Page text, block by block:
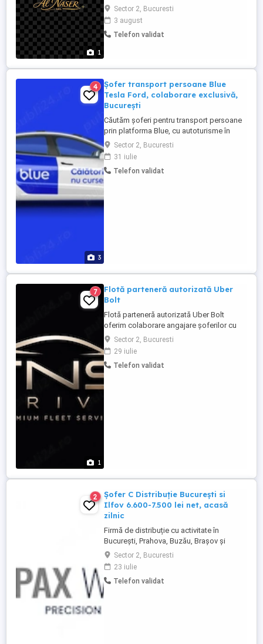
1
persoană serioasă, harnică și
responsabilă pentru postul de Manipulant
Marfă. Salariu motivant Contract de
muncă Program stabil Colectiv prietenos
Sector 2, Bucuresti
3 august
Telefon validat
3
4
Șofer transport persoane Blue
Tesla Ford, colaborare exclusivă,
București
Căutăm șoferi pentru transport persoane
prin platforma Blue, cu autoturisme în
chirie direct de la flotă (Tesla Model Y,
Tesla Model 3, Ford Capri Electric).
Mașina este alocată în folosință exclusivă
24 7, fără program impus. Venit net
Sector 2, Bucuresti
31 iulie
Telefon validat
1
7
Flotă parteneră autorizată Uber
Bolt
Flotă parteneră autorizată Uber Bolt
oferim colaborare angajare șoferilor cu
sau fără mașină proprie în prestarea
serviciilor de ridesharing. condiții angajare
: minim 21 ani permis de conducere
atestat profesional cazier auto Beneficii
Sector 2, Bucuresti
29 iulie
Telefon validat
2
Șofer C Distribuție București si
Ilfov 6.600-7.500 lei net, acasă
zilnic
Firmă de distribuție cu activitate în
București, Prahova, Buzău, Brașov și
Teleorman (parte din rețeaua Pax
Worldwide) angajează Șofer categoria C
pentru punctul de lucru din Ștefăneștii de
Jos (lângă București, la A3 Centură). CE
Sector 2, Bucuresti
23 iulie
Telefon validat